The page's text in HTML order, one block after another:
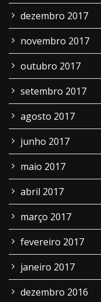
dezembro 2017
novembro 2017
outubro 2017
setembro 2017
agosto 2017
junho 2017
maio 2017
abril 2017
março 2017
fevereiro 2017
janeiro 2017
dezembro 2016